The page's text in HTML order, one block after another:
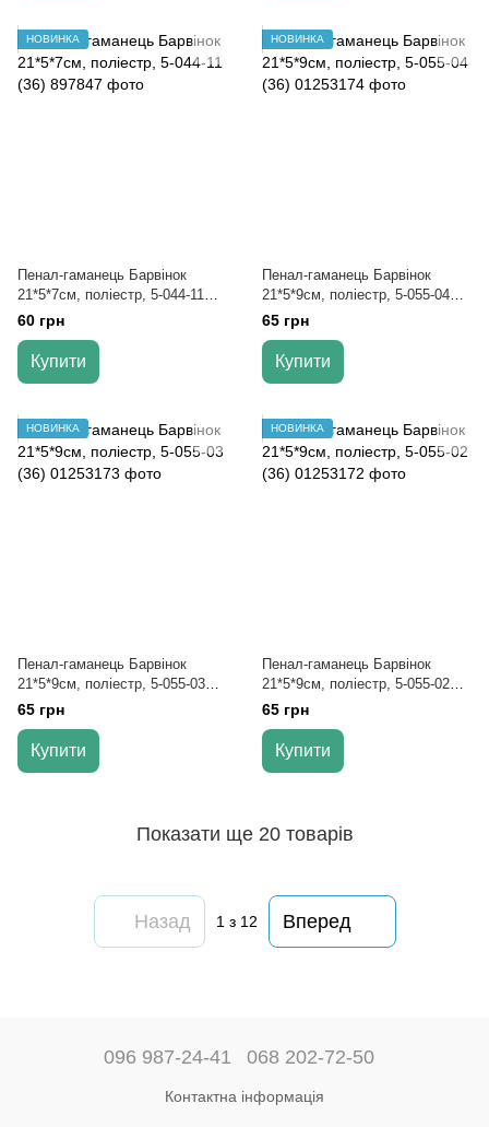
НОВИНКА
Пенал-гаманець Барвінок
21*5*7см, поліестр, 5-044-11
(36)
60 грн
Купити
НОВИНКА
Пенал-гаманець Барвінок
21*5*9см, поліестр, 5-055-04
(36)
65 грн
Купити
НОВИНКА
Пенал-гаманець Барвінок
21*5*9см, поліестр, 5-055-03
(36)
65 грн
Купити
НОВИНКА
Пенал-гаманець Барвінок
21*5*9см, поліестр, 5-055-02
(36)
65 грн
Купити
Показати ще 20 товарів
Назад 1 з 12 Вперед
096 987-24-41 068 202-72-50
Контактна інформація